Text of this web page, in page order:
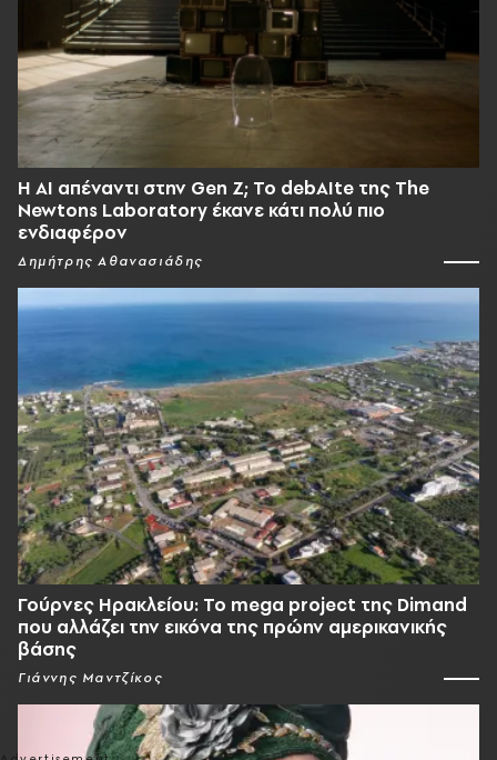
Η AI απέναντι στην Gen Z; Το debAIte της The
Newtons Laboratory έκανε κάτι πολύ πιο
ενδιαφέρον
Δημήτρης Αθανασιάδης
Γούρνες Ηρακλείου: To mega project της Dimand
που αλλάζει την εικόνα της πρώην αμερικανικής
βάσης
Γιάννης Μαντζίκος